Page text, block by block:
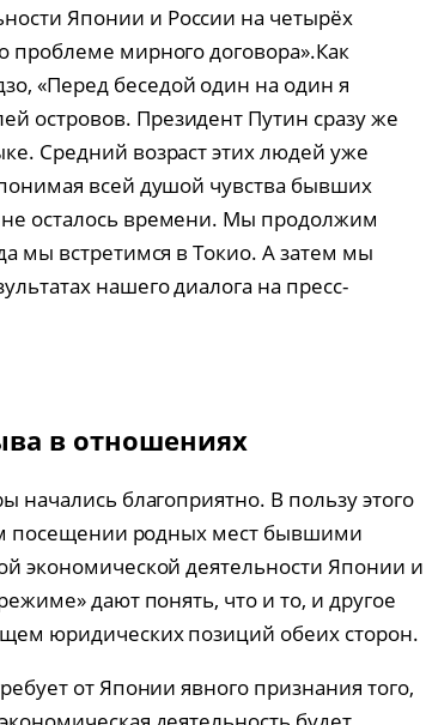
Японии и России на четырёх
проблеме мирного договора».Как
«Перед беседой один на один я
островов. Президент Путин сразу же
Средний возраст этих людей уже
всей душой чувства бывших
осталось времени. Мы продолжим
мы встретимся в Токио. А затем мы
нашего диалога на пресс-
в отношениях
начались благоприятно. В пользу этого
посещении родных мест бывшими
экономической деятельности Японии и
дают понять, что и то, и другое
юридических позиций обеих сторон.
от Японии явного признания того,